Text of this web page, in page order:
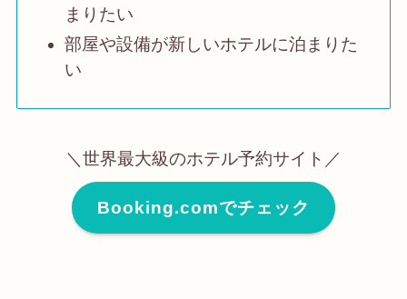
まりたい
部屋や設備が新しいホテルに泊まりた
い
＼世界最大級のホテル予約サイト／
Booking.comでチェック